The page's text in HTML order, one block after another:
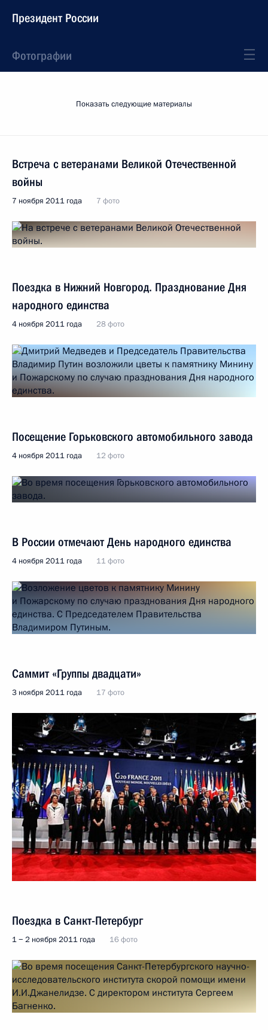
Президент России
Фотографии
Показать следующие материалы
Встреча с ветеранами Великой Отечественной
войны
7 ноября 2011 года 7 фото
Поездка в Нижний Новгород. Празднование Дня
народного единства
4 ноября 2011 года 28 фото
Посещение Горьковского автомобильного завода
4 ноября 2011 года 12 фото
В России отмечают День народного единства
4 ноября 2011 года 11 фото
Саммит «Группы двадцати»
3 ноября 2011 года 17 фото
Поездка в Санкт-Петербург
1 − 2 ноября 2011 года 16 фото